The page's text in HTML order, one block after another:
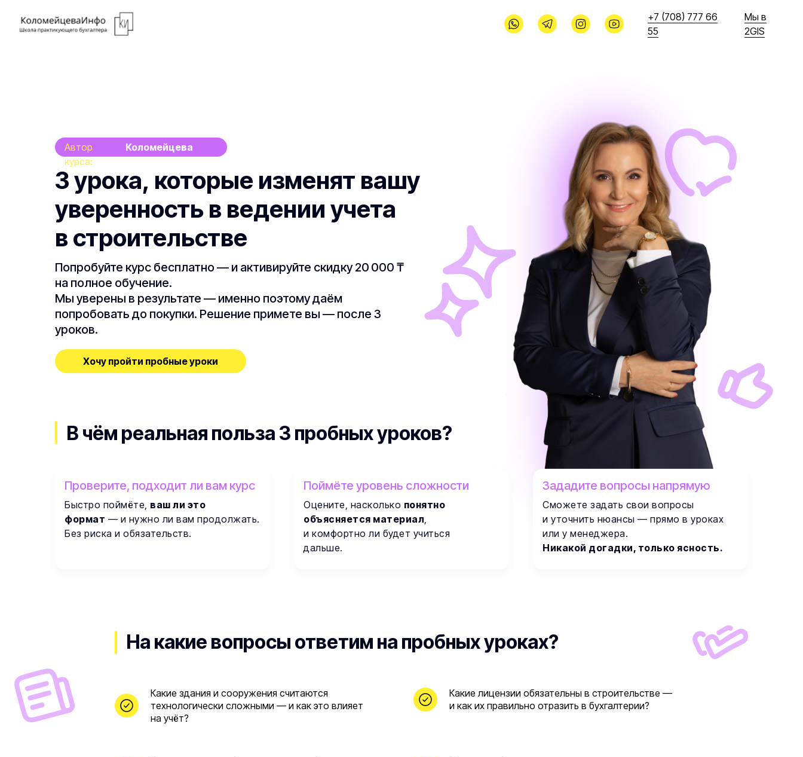
+7 (708) 777 66
55
Мы в
2GIS
3 урока, которые изменят вашу
уверенность в ведении учета
в строительстве
Проверите, подходит ли вам курс
Попробуйте курс бесплатно — и активируйте скидку 20 000 ₸
на полное обучение.
Мы уверены в результате — именно поэтому даём
попробовать до покупки. Решение примете вы — после 3
уроков.
Хочу пройти пробные уроки
Автор
курса:
В чём реальная польза 3 пробных уроков?
Коломейцева
Быстро поймёте, ваш ли это
формат — и нужно ли вам продолжать.
Без риска и обязательств.
Оцените, насколько понятно
объясняется материал,
и комфортно ли будет учиться
дальше.
Поймёте уровень сложности Зададите вопросы напрямую
Сможете задать свои вопросы
и уточнить нюансы — прямо в уроках
или у менеджера.
Никакой догадки, только ясность.
На какие вопросы ответим на пробных уроках?
Какие здания и сооружения считаются
технологически сложными — и как это влияет
на учёт?
Какие лицензии обязательны в строительстве —
и как их правильно отразить в бухгалтерии?